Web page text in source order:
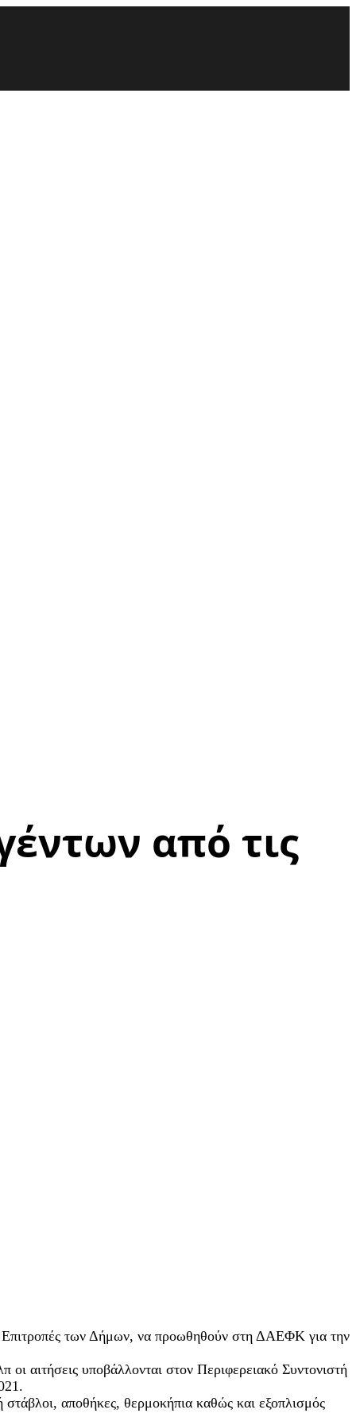
από τις
Επιτροπές των Δήμων, να προωθηθούν στη ΔΑΕΦΚ για την
αιτήσεις υποβάλλονται στον Περιφερειακό Συντονιστή
αποθήκες, θερμοκήπια καθώς και εξοπλισμός